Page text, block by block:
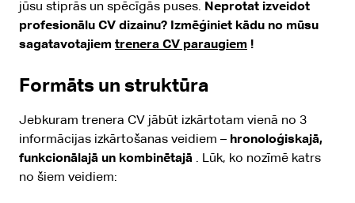
jūsu stiprās un spēcīgās puses. Neprotat izveidot
profesionālu CV dizainu? Izmēģiniet kādu no mūsu
sagatavotajiem trenera CV paraugiem !
Formāts un struktūra
Jebkuram trenera CV jābūt izkārtotam vienā no 3
informācijas izkārtošanas veidiem – hronoloģiskajā,
funkcionālajā un kombinētajā . Lūk, ko nozīmē katrs
no šiem veidiem: